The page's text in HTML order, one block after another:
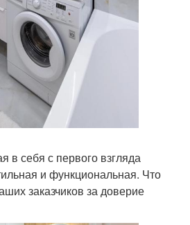
в себя с первого взгляда
и функциональная. Что
заказчиков за доверие